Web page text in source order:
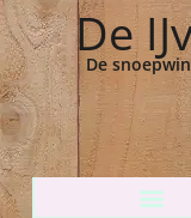
De
De